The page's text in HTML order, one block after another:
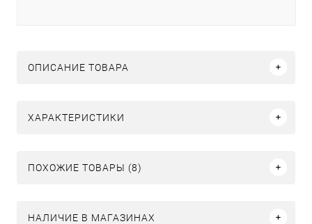
ОПИСАНИЕ ТОВАРА
ХАРАКТЕРИСТИКИ
ПОХОЖИЕ ТОВАРЫ (8)
НАЛИЧИЕ В МАГАЗИНАХ